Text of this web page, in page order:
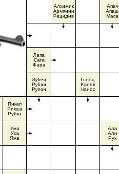
Пикап
Рикша
Рубка
Ума
Уха
Яма
Лапа
Сага
Фара
Зубец
Рубаи
Рулон
Алхимик
Армянин
Рецидив
Гонец
Канев
Нанос
Апач
Апаш
Маса
Ала
Али
Рух